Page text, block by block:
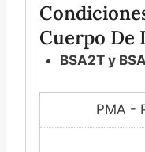
Cuerpo De
BSA2T y
PMA -